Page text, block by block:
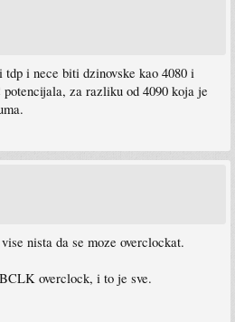
i nece biti dzinovske kao 4080 i
za razliku od 4090 koja je
nista da se moze overclockat.
overclock, i to je sve.